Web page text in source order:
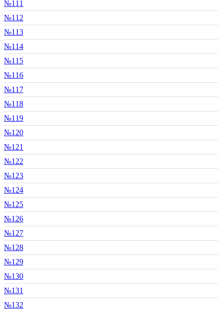
№111
№112
№113
№114
№115
№116
№117
№118
№119
№120
№121
№122
№123
№124
№125
№126
№127
№128
№129
№130
№131
№132